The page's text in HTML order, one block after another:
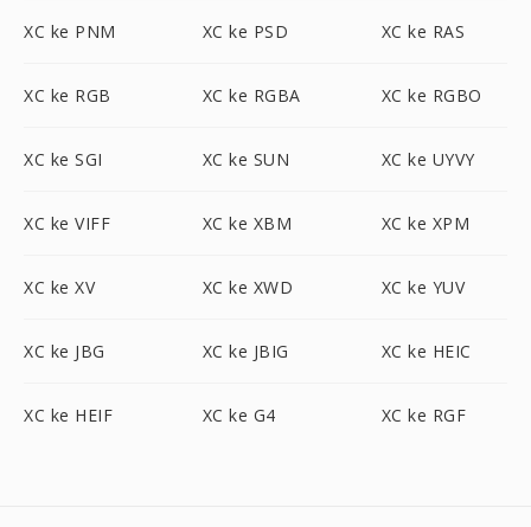
XC ke PNM XC ke PSD XC ke RAS
XC ke RGB XC ke RGBA XC ke RGBO
XC ke SGI XC ke SUN XC ke UYVY
XC ke VIFF XC ke XBM XC ke XPM
XC ke XV XC ke XWD XC ke YUV
XC ke JBG XC ke JBIG XC ke HEIC
XC ke HEIF XC ke G4 XC ke RGF